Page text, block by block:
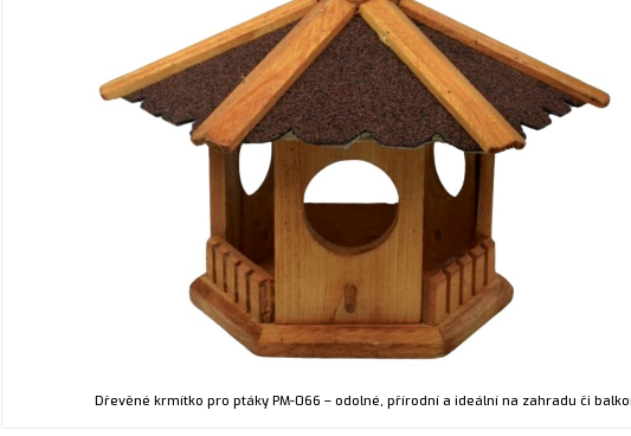
Dřevěné krmítko pro ptáky PM‑066 – odolné, přírodní a ideální na zahradu či